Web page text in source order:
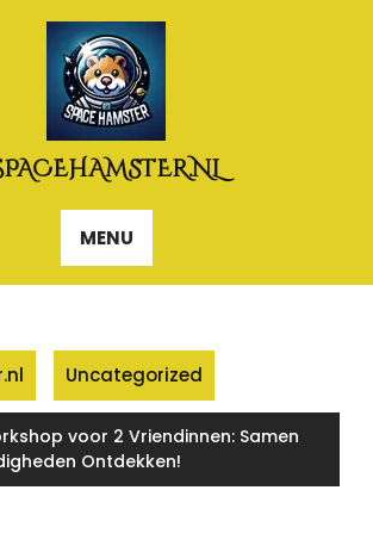
MENU
Uncategorized
voor 2 Vriendinnen: Samen
Ontdekken!